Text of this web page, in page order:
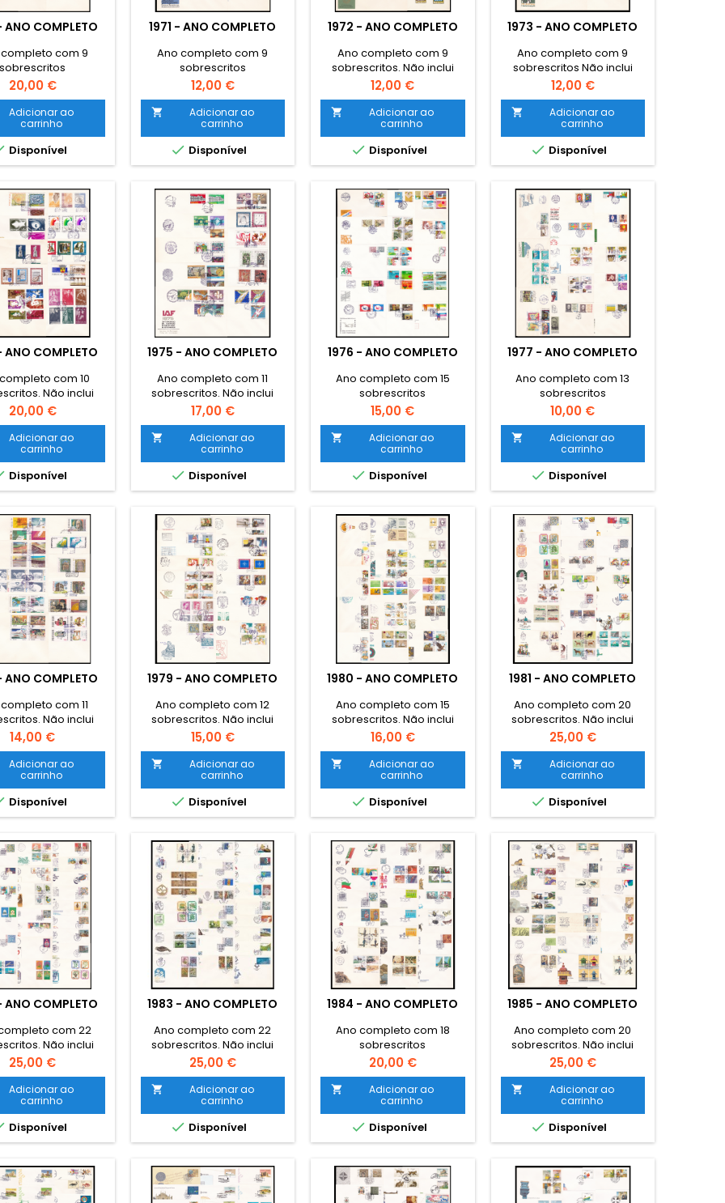
COMPLETO
com 9
sobrescritos
Preço
20,00 €
Adicionar ao
carrinho
Disponível
1971 - ANO COMPLETO
Ano completo com 9
sobrescritos
Preço
12,00 €

Adicionar ao
carrinho
 Disponível
1972 - ANO COMPLETO
Ano completo com 9
sobrescritos. Não inclui
selos base
Preço
12,00 €

Adicionar ao
carrinho
 Disponível
1973 - ANO COMPLETO
Ano completo com 9
sobrescritos Não inclui
selos base
Preço
12,00 €

Adicionar ao
carrinho
 Disponível
COMPLETO
com 10
Não inclui
selos base
Preço
20,00 €
Adicionar ao
carrinho
Disponível
1975 - ANO COMPLETO
Ano completo com 11
sobrescritos. Não inclui
selos base
Preço
17,00 €

Adicionar ao
carrinho
 Disponível
1976 - ANO COMPLETO
Ano completo com 15
sobrescritos
Preço
15,00 €

Adicionar ao
carrinho
 Disponível
1977 - ANO COMPLETO
Ano completo com 13
sobrescritos
Preço
10,00 €

Adicionar ao
carrinho
 Disponível
ANO COMPLETO
com 11
Não inclui
selos base
Preço
14,00 €
Adicionar ao
carrinho
Disponível
1979 - ANO COMPLETO
Ano completo com 12
sobrescritos. Não inclui
selos base
Preço
15,00 €

Adicionar ao
carrinho
 Disponível
1980 - ANO COMPLETO
Ano completo com 15
sobrescritos. Não inclui
selos base
Preço
16,00 €

Adicionar ao
carrinho
 Disponível
1981 - ANO COMPLETO
Ano completo com 20
sobrescritos. Não inclui
selos base
Preço
25,00 €

Adicionar ao
carrinho
 Disponível
ANO COMPLETO
com 22
Não inclui
selos base
Preço
25,00 €
Adicionar ao
carrinho
Disponível
1983 - ANO COMPLETO
Ano completo com 22
sobrescritos. Não inclui
selos base
Preço
25,00 €

Adicionar ao
carrinho
 Disponível
1984 - ANO COMPLETO
Ano completo com 18
sobrescritos
Preço
20,00 €

Adicionar ao
carrinho
 Disponível
1985 - ANO COMPLETO
Ano completo com 20
sobrescritos. Não inclui
selos base
Preço
25,00 €

Adicionar ao
carrinho
 Disponível